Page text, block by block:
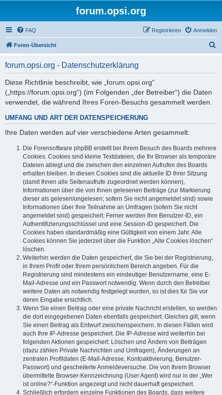
forum.opsi.org
FAQ Anmelden
Registrieren
Foren-Übersicht
forum.opsi.org - Datenschutzerklärung
Diese Richtlinie beschreibt, wie „forum.opsi.org“
(„https://forum.opsi.org“) (im Folgenden „der Betreiber“) die Daten
verwendet, die während Ihres Foren-Besuchs gesammelt werden.
UMFANG UND ART DER DATENSPEICHERUNG
Ihre Daten werden auf vier verschiedene Arten gesammelt:
Die Forensoftware phpBB erstellt bei Ihrem Besuch des Boards mehrere
Cookies. Cookies sind kleine Textdateien, die Ihr Browser als temporäre
Dateien ablegt und die zwischen den einzelnen Aufrufen des Boards
erhalten bleiben. In diesen Cookies sind die aktuelle ID Ihrer Sitzung
(damit Ihnen alle Seitenaufrufe zugeordnet werden können),
Informationen über die von Ihnen gelesenen Beiträge (zur Markierung
dieser als gelesen/ungelesen; sofern Sie nicht angemeldet sind) sowie
Informationen über Ihre Teilnahme an Umfragen (sofern Sie nicht
angemeldet sind) gespeichert. Ferner werden Ihre Benutzer-ID, ein
Authentifizierungsschlüssel und eine Session-ID gespeichert. Die
Cookies haben standardmäßig eine Gültigkeit von einem Jahr. Alle
Cookies können Sie jederzeit über die Funktion „Alle Cookies löschen“
löschen.
Weiterhin werden die Daten gespeichert, die Sie bei der Registrierung,
in Ihrem Profil oder Ihrem persönlichem Bereich angeben. Für die
Registrierung sind mindestens ein eindeutiger Benutzername, eine E-
Mail-Adresse und ein Passwort notwendig. Wenn durch den Betreiber
weitere Daten als notwendig festgelegt wurden, so ist dies für Sie vor
deren Eingabe ersichtlich.
Wenn Sie einen Beitrag oder eine private Nachricht erstellen, so werden
die dort eingegebenen Daten ebenfalls gespeichert. Gleiches gilt, wenn
Sie einen Beitrag als Entwurf zwischenspeichern. In diesen Fällen wird
auch Ihre IP-Adresse gespeichert. Die IP-Adresse wird weiterhin bei
folgenden Aktionen gespeichert: Löschen und Ändern von Beiträgen
(dazu zählen Private Nachrichten und Umfragen), Änderungen an
zentralen Profildaten (E-Mail-Adresse, Kontoaktivierung, Benutzer-
Passwort) und gescheiterte Anmeldeversuche. Die von Ihrem Browser
übermittelte Browser-Kennzeichnung (User Agent) wird nur in der „Wer
ist online?“-Funktion angezeigt und nicht dauerhaft gespeichert.
Schließlich erfordern einzelne Funktionen des Boards, dass weitere